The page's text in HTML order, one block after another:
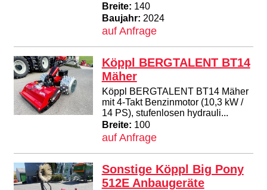
Breite: 140
Baujahr: 2024
auf Anfrage
Köppl BERGTALENT BT14
Mäher
Köppl BERGTALENT BT14 Mäher
mit 4-Takt Benzinmotor (10,3 kW /
14 PS), stufenlosen hydrauli...
Breite: 100
auf Anfrage
Sonstige Köppl Big Pony
512E Anbaugeräte